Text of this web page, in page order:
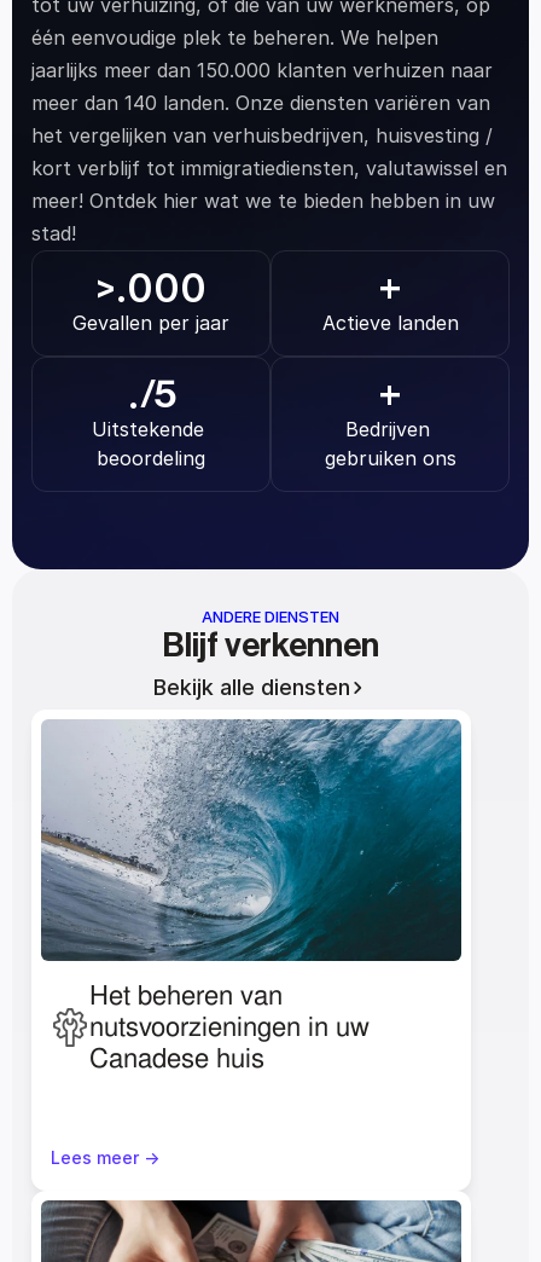
tot uw verhuizing, of die van uw werknemers, op
één eenvoudige plek te beheren. We helpen
jaarlijks meer dan 150.000 klanten verhuizen naar
meer dan 140 landen. Onze diensten variëren van
het vergelijken van verhuisbedrijven, huisvesting /
kort verblijf tot immigratiediensten, valutawissel en
meer! Ontdek hier wat we te bieden hebben in uw
stad!
>.000
Gevallen per jaar
+
Actieve landen
./5
Uitstekende
beoordeling
+
Bedrijven
gebruiken ons
ANDERE DIENSTEN
Blijf verkennen
Bekijk alle diensten
Het beheren van
nutsvoorzieningen in uw
Canadese huis
Lees meer ->